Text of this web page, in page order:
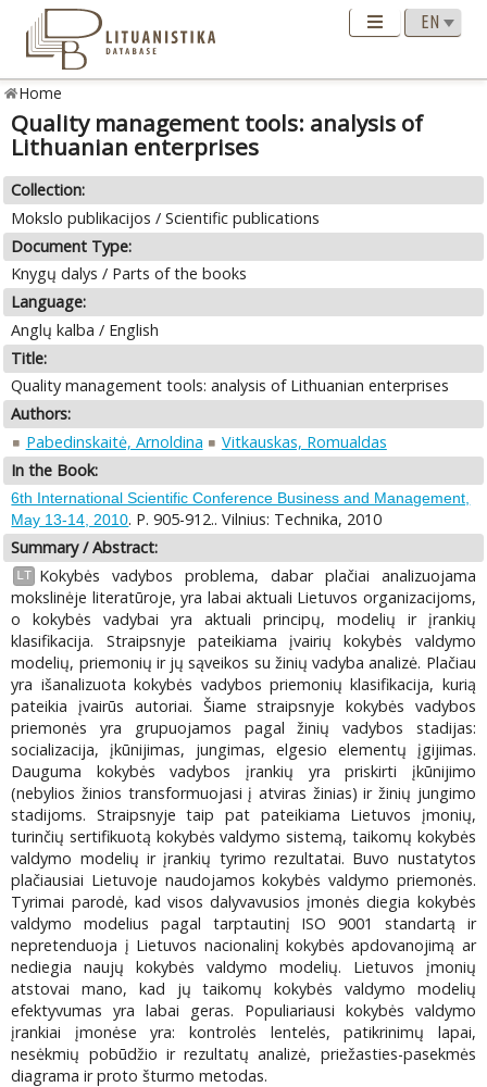
Home
Quality management tools: analysis of
Lithuanian enterprises
Collection:
Mokslo publikacijos / Scientific publications
Document Type:
Knygų dalys / Parts of the books
Language:
Anglų kalba / English
Title:
Quality management tools: analysis of Lithuanian enterprises
Authors:
Pabedinskaitė, Arnoldina
Vitkauskas, Romualdas
In the Book:
6th International Scientific Conference Business and Management,
May 13-14, 2010. P. 905-912.. Vilnius: Technika, 2010
Summary / Abstract:
LT
Kokybės vadybos problema, dabar plačiai analizuojama
mokslinėje literatūroje, yra labai aktuali Lietuvos organizacijoms,
o kokybės vadybai yra aktuali principų, modelių ir įrankių
klasifikacija. Straipsnyje pateikiama įvairių kokybės valdymo
modelių, priemonių ir jų sąveikos su žinių vadyba analizė. Plačiau
yra išanalizuota kokybės vadybos priemonių klasifikacija, kurią
pateikia įvairūs autoriai. Šiame straipsnyje kokybės vadybos
priemonės yra grupuojamos pagal žinių vadybos stadijas:
socializacija, įkūnijimas, jungimas, elgesio elementų įgijimas.
Dauguma kokybės vadybos įrankių yra priskirti įkūnijimo
(nebylios žinios transformuojasi į atviras žinias) ir žinių jungimo
stadijoms. Straipsnyje taip pat pateikiama Lietuvos įmonių,
turinčių sertifikuotą kokybės valdymo sistemą, taikomų kokybės
valdymo modelių ir įrankių tyrimo rezultatai. Buvo nustatytos
plačiausiai Lietuvoje naudojamos kokybės valdymo priemonės.
Tyrimai parodė, kad visos dalyvavusios įmonės diegia kokybės
valdymo modelius pagal tarptautinį ISO 9001 standartą ir
nepretenduoja į Lietuvos nacionalinį kokybės apdovanojimą ar
nediegia naujų kokybės valdymo modelių. Lietuvos įmonių
atstovai mano, kad jų taikomų kokybės valdymo modelių
efektyvumas yra labai geras. Populiariausi kokybės valdymo
įrankiai įmonėse yra: kontrolės lentelės, patikrinimų lapai,
nesėkmių pobūdžio ir rezultatų analizė, priežasties-pasekmės
diagrama ir proto šturmo metodas.